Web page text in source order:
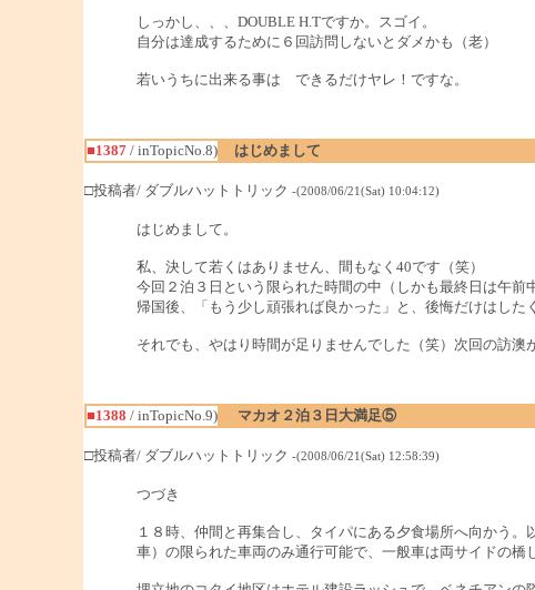
しっかし、、、DOUBLE H.Tですか。スゴイ。
自分は達成するために６回訪問しないとダメかも（老）
若いうちに出来る事は できるだけヤレ！ですな。
■1387/ inTopicNo.8)
はじめまして
□投稿者/ ダブルハットトリック -(2008/06/21(Sat) 10:04:12)
はじめまして。
私、決して若くはありません、間もなく40です（笑）
今回２泊３日という限られた時間の中（しかも最終日は午前
帰国後、「もう少し頑張れば良かった」と、後悔だけはし
それでも、やはり時間が足りませんでした（笑）次回の訪
■1388 / inTopicNo.9)
マカオ２泊３日大満足⑤
□投稿者/ ダブルハットトリック -(2008/06/21(Sat) 12:58:39)
つづき
１８時、仲間と再集合し、タイパにある夕食場所へ向かう
車）の限られた車両のみ通行可能で、一般車は両サイドの橋